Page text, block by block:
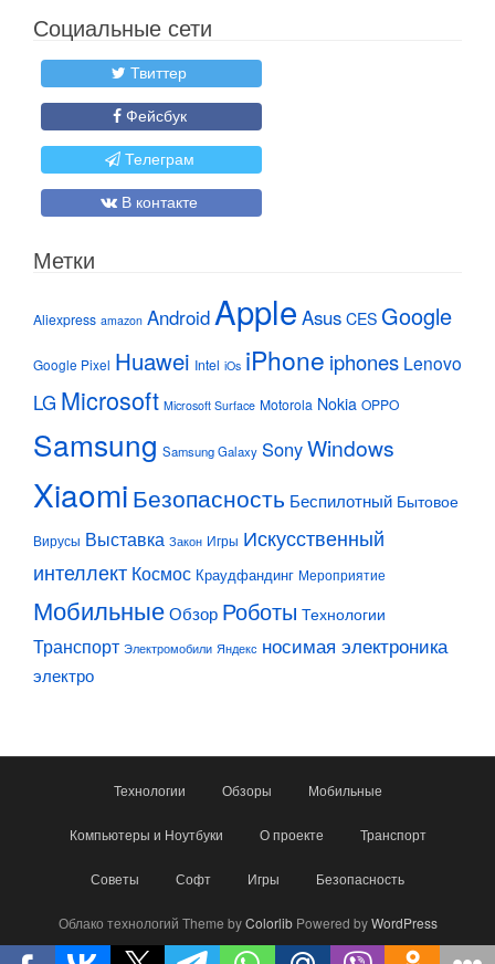
Социальные сети
Твиттер
Фейсбук
Телеграм
В контакте
Метки
Aliexpress amazon Android Apple Asus CES Google
Google Pixel Huawei Intel iOs iPhone iphones Lenovo
LG Microsoft Microsoft Surface Motorola Nokia OPPO
Samsung Samsung Galaxy SonyWindows
Xiaomi Безопасность Беспилотный Бытовое
Вирусы Выставка Закон Игры Искусственный
интеллект Космос Краудфандинг Мероприятие
МобильныеОбзор Роботы Технологии
Транспорт Электромобили Яндекс носимая электроника
электро
Технологии Обзоры Мобильные
Компьютеры и Ноутбуки О проекте Транспорт
Советы Софт Игры Безопасность
Облако технологий Theme byColorlibPowered byWordPress